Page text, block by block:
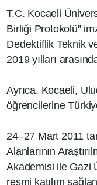
T.C. Kocaeli
Birliği Protokolü”
Dedektiflik Teknik
2019 yılları
Ayrıca, Kocaeli,
öğrencilerine
24–27 Mart 2011
Alanlarının
Akademisi ile Gazi
resmi katılım